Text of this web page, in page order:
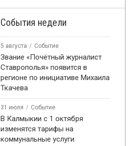
События недели
5 августа Событие
Звание «Почётный журналист
Ставрополья» появится в
регионе по инициативе Михаила
Ткачева
31 июля Событие
В Калмыкии с 1 октября
изменятся тарифы на
коммунальные услуги